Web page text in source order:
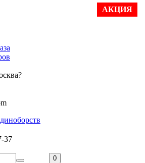
?
37
0
АКЦИЯ